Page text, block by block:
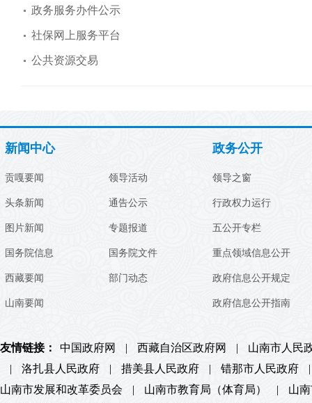
政务服务办件公示
社保网上服务平台
公共资源交易
新闻中心
贡嘎要闻
头条新闻
图片新闻
国务院信息
西藏要闻
山南要闻
领导活动
通告公示
专题报道
国务院文件
部门动态
政务公开
领导之窗
行政权力运行
五公开专栏
重点领域信息公开
政府信息公开规定
政府信息公开指南
友情链接： 中国政府网 | 西藏自治区政府网 |
山南市人民
|
洛扎县人民政府 | 措美县人民政府 | 错那市人民政府
|
山南市发展和改革委员会
| 山南市教育局（体育局） |
山